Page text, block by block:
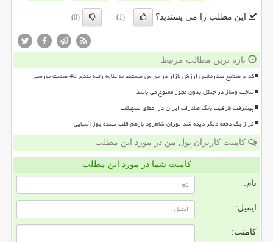
این مطلب را می پسندید؟ (1)
(0)
تازه ترین مطالب مرتبط
کدام صنایع صدرنشین ارزش بازار در بورس هستند به علاوه رتبه بندی 48 صنعت بورسی
ساخت وساز در جنگل بدون مجوز ممنوع می باشد
پیشرفت ظرفیت بانک صادرات ایران در اعطای تسهیلات
فراز یک دفعه دیگر دیده شد توران شاهرود بازهم قلب تپنده یوز آسیایی
کامنت کاربران پول من در مورد این مطلب
کامنت شما در مورد این مطلب
نام:
ایمیل:
کامنت: